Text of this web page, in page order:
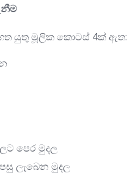
යුතු මූලික කොටස් 4ක් ඇත:
පෙර මුදල
ලැබෙන මුදල